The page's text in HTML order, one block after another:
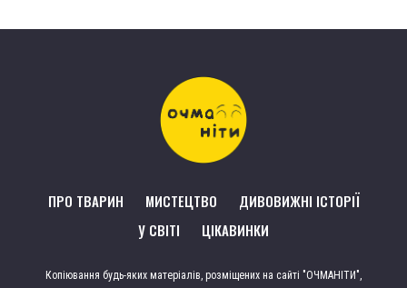
ПРО ТВАРИН МИСТЕЦТВО
ДИВОВИЖНІ ІСТОРІЇ
У СВІТІ
ЦІКАВИНКИ
Копіювання будь-яких матеріалів, розміщених на сайті "ОЧМАНІТИ",